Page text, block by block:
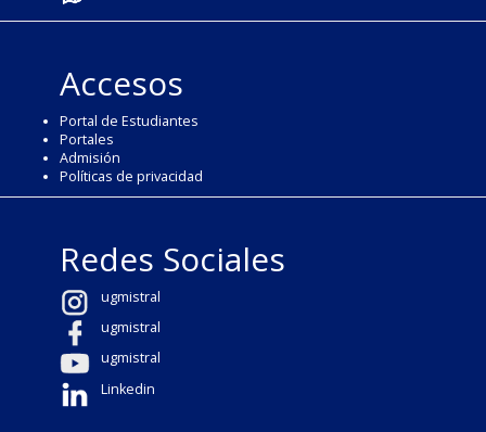
Accesos
Portal de Estudiantes
Portales
Admisión
Políticas de privacidad
Redes Sociales
ugmistral
ugmistral
ugmistral
Linkedin